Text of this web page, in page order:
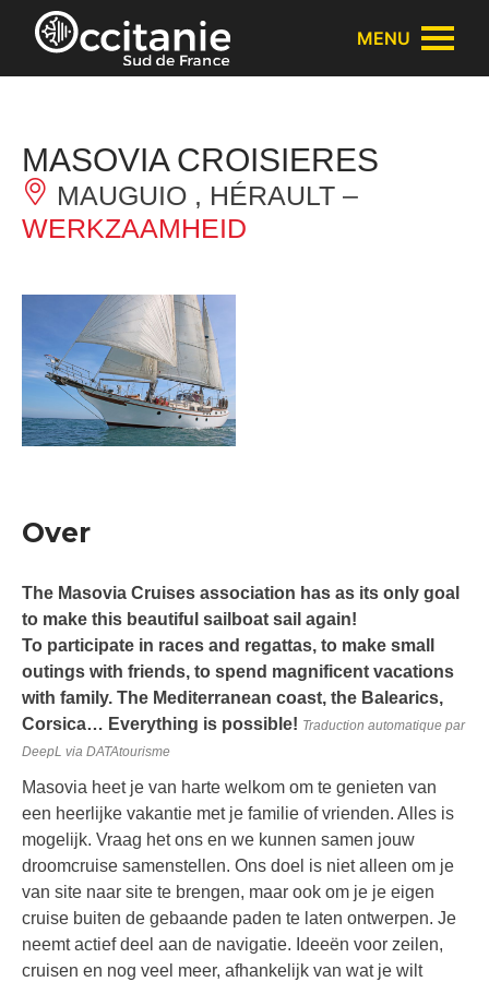
Cookies beheer paneel
MENU
MASOVIA CROISIERES
MAUGUIO , HÉRAULT –
WERKZAAMHEID
Over
The Masovia Cruises association has as its only goal
to make this beautiful sailboat sail again!
To participate in races and regattas, to make small
outings with friends, to spend magnificent vacations
with family. The Mediterranean coast, the Balearics,
Corsica… Everything is possible! Traduction automatique par
DeepL via DATAtourisme
Masovia heet je van harte welkom om te genieten van
een heerlijke vakantie met je familie of vrienden. Alles is
mogelijk. Vraag het ons en we kunnen samen jouw
droomcruise samenstellen. Ons doel is niet alleen om je
van site naar site te brengen, maar ook om je je eigen
cruise buiten de gebaande paden te laten ontwerpen. Je
neemt actief deel aan de navigatie. Ideeën voor zeilen,
cruisen en nog veel meer, afhankelijk van wat je wilt